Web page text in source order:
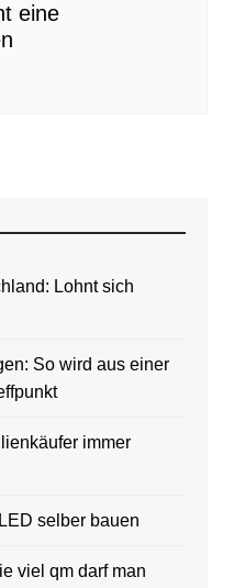
eine
Lohnt sich
So wird aus einer
immer
selber bauen
viel qm darf man